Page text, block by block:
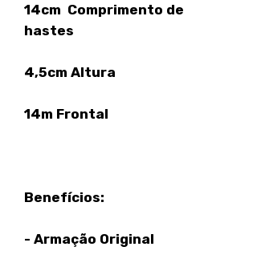
14cm Comprimento de
hastes
4,5cm Altura
14m Frontal
Benefícios:
- Armação Original